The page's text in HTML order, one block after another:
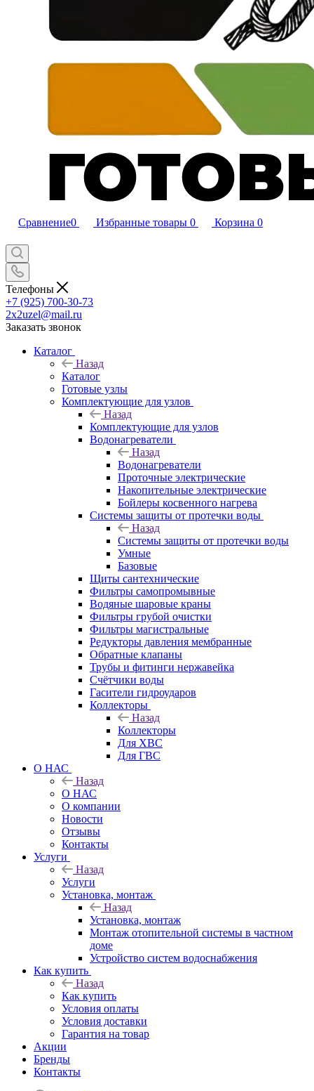
Сравнение0 Избранные товары 0 Корзина 0
Телефоны
+7 (925) 700-30-73
2x2uzel@mail.ru
Заказать звонок
Каталог
Назад
Каталог
Готовые узлы
Комплектующие для узлов
Назад
Комплектующие для узлов
Водонагреватели
Назад
Водонагреватели
Проточные электрические
Накопительные электрические
Бойлеры косвенного нагрева
Системы защиты от протечки воды
Назад
Системы защиты от протечки воды
Умные
Базовые
Щиты сантехнические
Фильтры самопромывные
Водяные шаровые краны
Фильтры грубой очистки
Фильтры магистральные
Редукторы давления мембранные
Обратные клапаны
Трубы и фитинги нержавейка
Счётчики воды
Гасители гидроударов
Коллекторы
Назад
Коллекторы
Для ХВС
Для ГВС
О НАС
Назад
О НАС
О компании
Новости
Отзывы
Контакты
Услуги
Назад
Услуги
Установка, монтаж
Назад
Установка, монтаж
Монтаж отопительной системы в частном
доме
Устройство систем водоснабжения
Как купить
Назад
Как купить
Условия оплаты
Условия доставки
Гарантия на товар
Акции
Бренды
Контакты